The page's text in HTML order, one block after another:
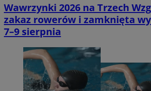
Wawrzynki 2026 na Trzech
zakaz rowerów i zamknięta
7–9 sierpnia